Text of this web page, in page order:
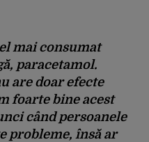
mai consumat
paracetamol.
are doar efecte
foarte bine acest
când persoanele
probleme, însă ar